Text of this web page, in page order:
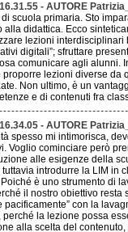
- AUTORE
scuola primaria. Sto
alla didattica. Ecco
lezioni
digitali”; sfruttare
comunicare agli alunni.
lezioni diverse da
Non ultimo, è un
e di contenuti fra
- AUTORE
spesso mi intimorisca,
Voglio cominciare però
alle esigenze della
introdurre la LIM in
è uno strumento di
il nostro obiettivo
pacificamente” con la
perché la lezione possa
alla scelta del